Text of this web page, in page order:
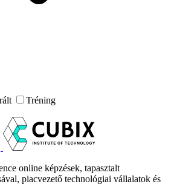
Tréning
online képzések, tapasztalt
piacvezető technológiai vállalatok és